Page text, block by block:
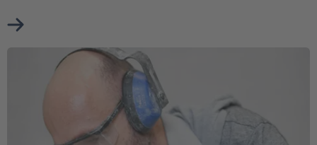
Mehr über Betriebsinhaltsversicherung erfahren
Weiter zu Betriebsausfallversicherung